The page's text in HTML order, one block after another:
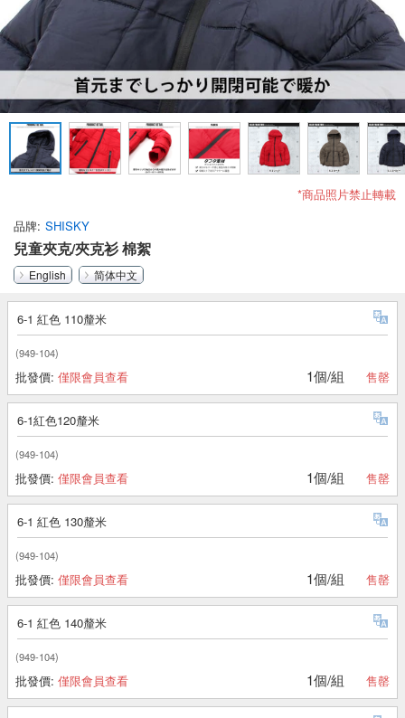
*商品照片禁止轉載
品牌 SHISKY
兒童夾克/夾克衫 棉絮
English 简体中文
6-1 紅色 110釐米
(949-104)
批發價: 僅限會員查看 1個/組 售罄
6-1紅色120釐米
(949-104)
批發價: 僅限會員查看 1個/組 售罄
6-1 紅色 130釐米
(949-104)
批發價: 僅限會員查看 1個/組 售罄
6-1 紅色 140釐米
(949-104)
批發價: 僅限會員查看 1個/組 售罄